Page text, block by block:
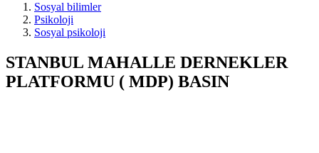
Sosyal bilimler
Psikoloji
Sosyal psikoloji
STANBUL MAHALLE DERNEKLER
PLATFORMU ( MDP) BASIN